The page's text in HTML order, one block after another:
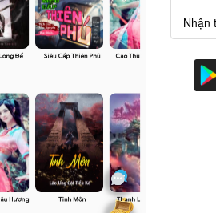
VIP Chương 1056: Rời đi
VIP Chương 1055: Rời đi
VIP Chương 1053: Chứng Đạo
VIP Chương 1052: An bài
Nhận